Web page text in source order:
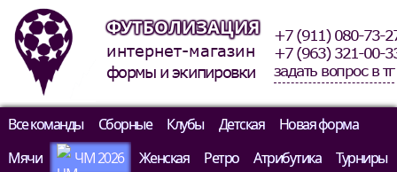
ФУТБОЛИЗАЦИЯ
интернет-магазин
формы и экипировки
+7 (911) 080-73-
+7 (963) 321-00-
задать вопрос в тг
Все команды Сборные Клубы Детская
Новая форма
Мячи
ЧМ 2026 Женская Ретро Атрибутика
Турниры